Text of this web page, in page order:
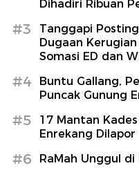
Dihadiri Ribuan
#3
Tanggapi
Dugaan
Somasi ED dan
#4
Buntu Gallang,
Puncak Gunung
#5
17 Mantan
Enrekang Dilapor
#6 RaMah Unggul